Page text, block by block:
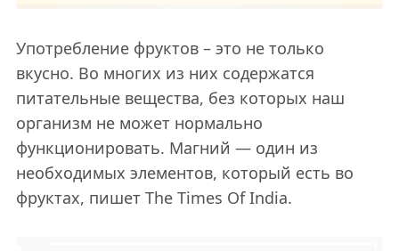
Употребление фруктов – это не только
вкусно. Во многих из них содержатся
питательные вещества, без которых наш
организм не может нормально
функционировать. Магний — один из
необходимых элементов, который есть во
фруктах, пишет The Times Of India.